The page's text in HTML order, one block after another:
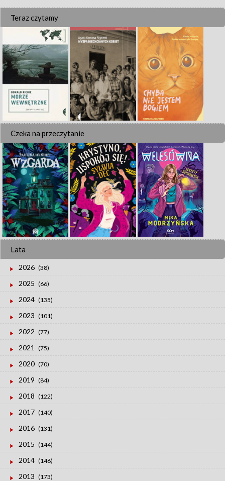
Teraz czytamy
Czeka na przeczytanie
Lata
2026 (38)
2025 (66)
2024 (135)
2023 (101)
2022 (77)
2021 (75)
2020 (70)
2019 (84)
2018 (122)
2017 (140)
2016 (131)
2015 (144)
2014 (146)
2013 (173)